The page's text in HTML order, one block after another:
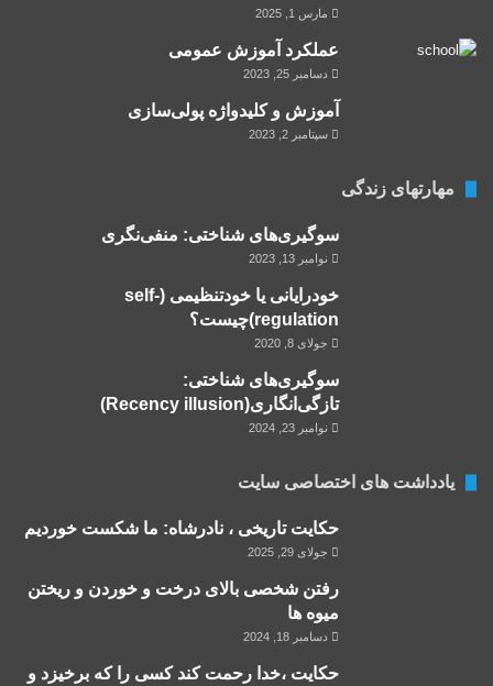
مارس 1, 2025
عملکرد آموزش عمومی
دسامبر 25, 2023
آموزش و کلید‌واژه پولی‌سازی
سپتامبر 2, 2023
مهارتهای زندگی
سوگیری‌های شناختی: منفی‌نگری
نوامبر 13, 2023
خودرایانی یا خودتنظیمی (self-
regulation)چیست؟
جولای 8, 2020
سوگیری‌های شناختی:
تازگی‌انگاری(Recency illusion)
نوامبر 23, 2024
یادداشت های اختصاصی سایت
حکایت تاریخی ، نادرشاه: ما شکست خوردیم
جولای 29, 2025
رفتن شخصی بالای درخت و خوردن و ریختن
میوه ها
دسامبر 18, 2024
حکایت ،خدا رحمت کند کسی را که برخیزد و